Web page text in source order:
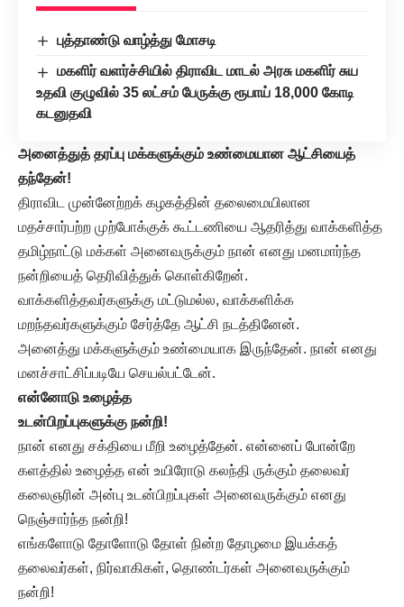
புத்தாண்டு வாழ்த்து மோசடி
மகளிர் வளர்ச்சியில் திராவிட மாடல் அரசு மகளிர் சுய
உதவி குழுவில் 35 லட்சம் பேருக்கு ரூபாய் 18,000 கோடி
கடனுதவி
அனைத்துத் தரப்பு மக்களுக்கும் உண்மையான ஆட்சியைத்
தந்தேன்!
திராவிட முன்னேற்றக் கழகத்தின் தலைமையிலான
மதச்சார்பற்ற முற்போக்குக் கூட்டணியை ஆதரித்து வாக்களித்த
தமிழ்நாட்டு மக்கள் அனைவருக்கும் நான் எனது மனமார்ந்த
நன்றியைத் தெரிவித்துக் கொள்கிறேன்.
வாக்களித்தவர்களுக்கு மட்டுமல்ல, வாக்களிக்க
மறந்தவர்களுக்கும் சேர்த்தே ஆட்சி நடத்தினேன்.
அனைத்து மக்களுக்கும் உண்மையாக இருந்தேன். நான் எனது
மனச்சாட்சிப்படியே செயல்பட்டேன்.
என்னோடு உழைத்த
உடன்பிறப்புகளுக்கு நன்றி!
நான் எனது சக்தியை மீறி உழைத்தேன். என்னைப் போன்றே
களத்தில் உழைத்த என் உயிரோடு கலந்தி ருக்கும் தலைவர்
கலைஞரின் அன்பு உடன்பிறப்புகள் அனைவருக்கும் எனது
நெஞ்சார்ந்த நன்றி!
எங்களோடு தோளோடு தோள் நின்ற தோழமை இயக்கத்
தலைவர்கள், நிர்வாகிகள், தொண்டர்கள் அனைவருக்கும்
நன்றி!